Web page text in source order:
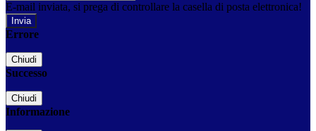
E-mail inviata, si prega di controllare la casella di posta elettronica!
Errore
Chiudi
Successo
Chiudi
Informazione